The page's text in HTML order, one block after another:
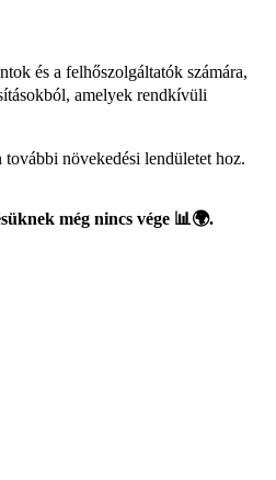
és a felhőszolgáltatók számára,
amelyek rendkívüli
növekedési lendületet hoz.
még nincs vége 📊🌍.